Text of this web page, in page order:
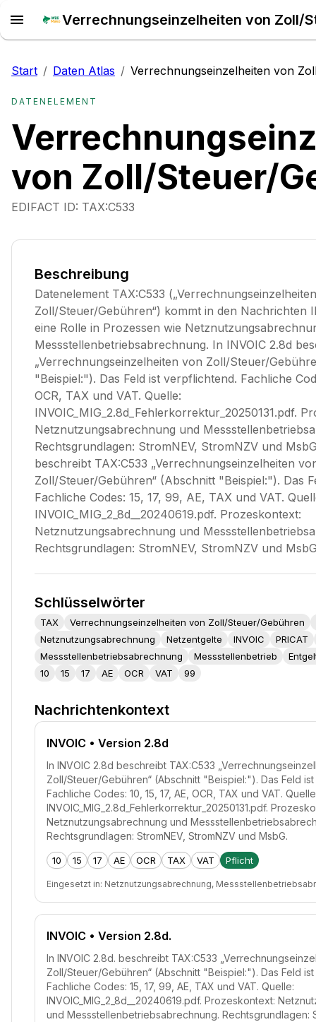
Start / Daten Atlas / Verrechnungseinzelheiten von
DATENELEMENT
von Zoll/Steuer/
EDIFACT ID: TAX:C533
Beschreibung
Datenelement TAX:C533
Zoll/Steuer/Gebühren“) kommt in den Nachrichten
eine Rolle in Prozessen wie
Messstellenbetriebsabrechnung. In INVOIC 2.8d
„Verrechnungseinzelheiten von Zoll/Steuer/
"Beispiel:"). Das Feld ist verpflichtend. Fachliche
OCR, TAX und VAT. Quelle:
INVOIC_MIG_2.8d_Fehlerkorrektur_20250131.pdf.
Netznutzungsabrechnung und
Rechtsgrundlagen: StromNEV, StromNZV und
beschreibt TAX:C533 „Verrechnungseinzelheiten
Zoll/Steuer/Gebühren“ (Abschnitt "Beispiel:"). Das
Fachliche Codes: 15, 17, 99, AE, TAX und VAT.
INVOIC_MIG_2_8d__20240619.pdf. Prozeskontext:
Netznutzungsabrechnung und
Rechtsgrundlagen: StromNEV, StromNZV und
Schlüsselwörter
TAX
Verrechnungseinzelheiten von Zoll/Steuer/Gebühren
Netznutzungsabrechnung
Netzentgelte INVOIC
PRICAT
Messstellenbetriebsabrechnung
Messstellenbetrieb
10
15 17 AE OCR VAT 99
Nachrichtenkontext
INVOIC • Version 2.8d
In INVOIC 2.8d beschreibt TAX:C533
Zoll/Steuer/Gebühren“ (Abschnitt "Beispiel:"). Das Feld
Fachliche Codes: 10, 15, 17, AE, OCR, TAX und VAT.
INVOIC_MIG_2.8d_Fehlerkorrektur_20250131.pdf.
Netznutzungsabrechnung und
Rechtsgrundlagen: StromNEV, StromNZV und MsbG.
10 15 17 AE OCR TAX VAT Pflicht
Eingesetzt in: Netznutzungsabrechnung,
INVOIC • Version 2.8d.
In INVOIC 2.8d. beschreibt TAX:C533
Zoll/Steuer/Gebühren“ (Abschnitt "Beispiel:"). Das Feld
Fachliche Codes: 15, 17, 99, AE, TAX und VAT. Quelle:
INVOIC_MIG_2_8d__20240619.pdf. Prozeskontext:
und Messstellenbetriebsabrechnung. Rechtsgrundlagen: